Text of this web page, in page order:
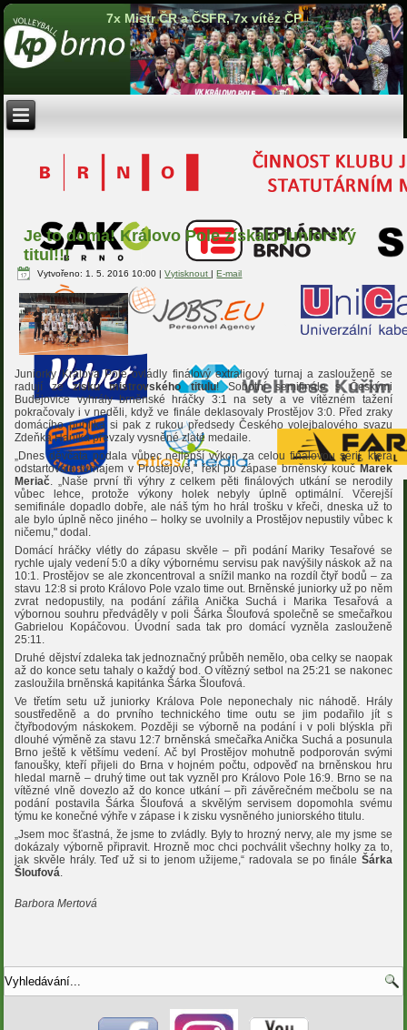
7x Mistr ČR a ČSFR, 7x vítěz ČP
Je to doma! Královo Pole získalo juniorský
titul!!!
Vytvořeno: 1. 5. 2016 10:00 |Vytisknout|E-mail
Juniorky Králova Pole ovládly finálový extraligový turnaj a zaslouženě se
radují zezisku mistrovského titulu! Sobotní semifinále s Českými
Budějovice vyhrály brněnské hráčky 3:1 na sety a ve vítězném tažení
pokračovaly i v neděli, když ve finále deklasovaly Prostějov 3:0. Před zraky
domácího publika si pak z rukou předsedy Českého volejbalového svazu
Zdeňka Haníka převzaly vysněné zlaté medaile.
„Dnes děvčata podala vůbec nejlepší výkon za celou finálovou sérii, která
odstartovala turnajem v Prostějově," řekl po zápase brněnský koučMarek
Meriač. „Naše první tři výhry z celkem pěti finálových utkání se nerodily
vůbec lehce, protože výkony holek nebyly úplně optimální. Včerejší
semifinále dopadlo dobře, ale náš tým ho hrál trošku v křeči, dneska už to
ale bylo úplně něco jiného – holky se uvolnily a Prostějov nepustily vůbec k
ničemu," dodal.
Domácí hráčky vlétly do zápasu skvěle – při podání Mariky Tesařové se
rychle ujaly vedení 5:0 a díky výbornému servisu pak navýšily náskok až na
10:1. Prostějov se ale zkoncentroval a snížil manko na rozdíl čtyř bodů – za
stavu 12:8 si proto Královo Pole vzalo time out. Brněnské juniorky už po něm
zvrat nedopustily, na podání zářila Anička Suchá i Marika Tesařová a
výbornou souhru předváděly v poli Šárka Šloufová společně se smečařkou
Gabrielou Kopáčovou. Úvodní sada tak pro domácí vyzněla zaslouženě
25:11.
Druhé dějství zdaleka tak jednoznačný průběh nemělo, oba celky se naopak
až do konce setu tahaly o každý bod. O vítězný setbol na 25:21 se nakonec
zasloužila brněnská kapitánka Šárka Šloufová.
Ve třetím setu už juniorky Králova Pole neponechaly nic náhodě. Hrály
soustředěně a do prvního technického time outu se jim podařilo jít s
čtyřbodovým náskokem. Později se výborně na podání i v poli blýskla při
dlouhé výměně za stavu 12:7 brněnská smečařka Anička Suchá a posunula
Brno ještě k většímu vedení. Ač byl Prostějov mohutně podporován svými
fanoušky, kteří přijeli do Brna v hojném počtu, odpověď na brněnskou hru
hledal marně – druhý time out tak vyzněl pro Královo Pole 16:9. Brno se na
vítězné vlně dovezlo až do konce utkání – při závěrečném mečbolu se na
podání postavila Šárka Šloufová a skvělým servisem dopomohla svému
týmu ke konečné výhře v zápase i k zisku vysněného juniorského titulu.
„Jsem moc šťastná, že jsme to zvládly. Byly to hrozný nervy, ale my jsme se
dokázaly výborně připravit. Hrozně moc chci pochválit všechny holky za to,
jak skvěle hrály. Teď už si to jenom užijeme,“ radovala se po finále Šárka
Šloufová.
Barbora Mertová